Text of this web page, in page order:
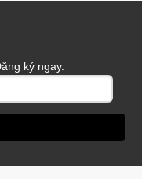
ký ngay.